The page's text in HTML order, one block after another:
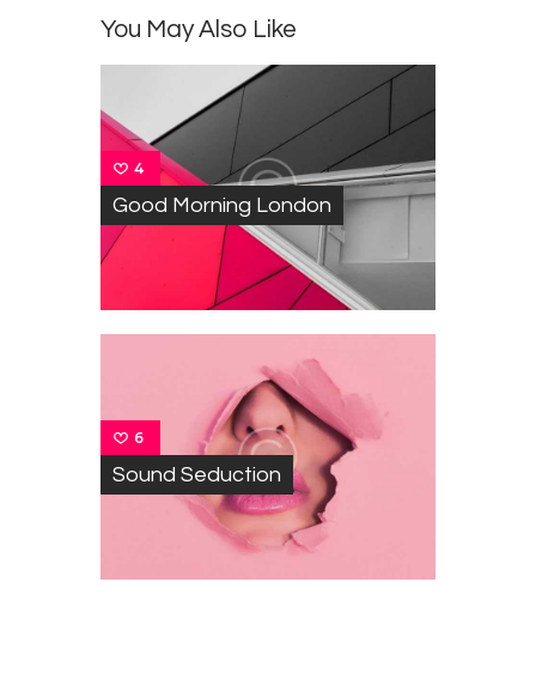
You May Also Like
4
Good Morning London
6
Sound Seduction